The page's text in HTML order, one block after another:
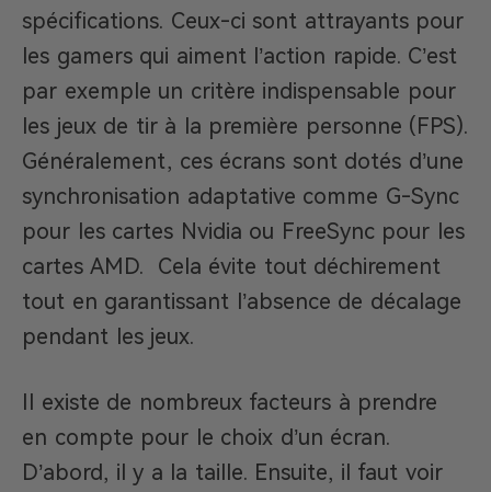
spécifications. Ceux-ci sont attrayants pour
les gamers qui aiment l’action rapide. C’est
par exemple un critère indispensable pour
les jeux de tir à la première personne (FPS).
Généralement, ces écrans sont dotés d’une
synchronisation adaptative comme G-Sync
pour les cartes Nvidia ou FreeSync pour les
cartes AMD. Cela évite tout déchirement
tout en garantissant l’absence de décalage
pendant les jeux.
Il existe de nombreux facteurs à prendre
en compte pour le choix d’un écran.
D’abord, il y a la taille. Ensuite, il faut voir